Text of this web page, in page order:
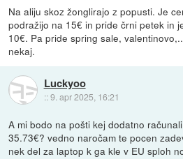
Na aliju skoz žonglirajo z popusti. Je
podražijo na 15€ in pride črni petek in
10€. Pa pride spring sale,
nekaj.
Luckyoo
::9. apr 2025, 16:21
A mi bodo na pošti kej dodatno
35.73€? vedno naročam te pocen
nek del za laptop k ga kle v EU sploh